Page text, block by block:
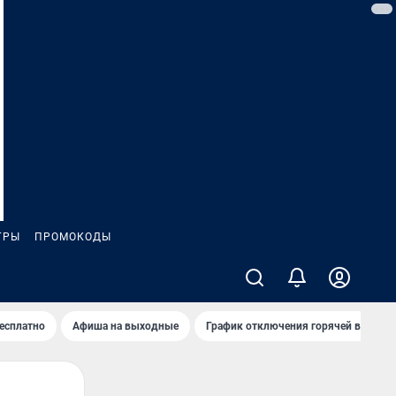
ПРОМОКОДЫ
Афиша на выходные График отключения горячей воды в